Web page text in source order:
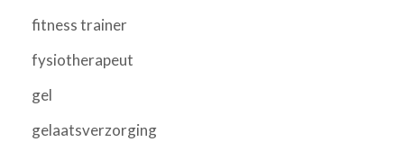
fitness trainer
fysiotherapeut
gel
gelaatsverzorging